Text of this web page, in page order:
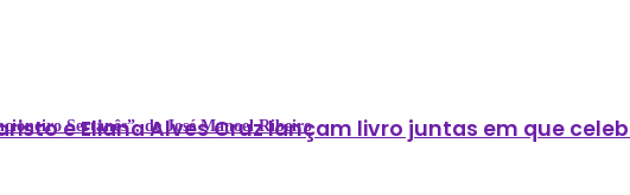
Sertanês”, de José Manoel Ribeiro
e Eliana Alves Cruz lançam livro juntas em que